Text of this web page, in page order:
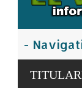
en Juancho: 300